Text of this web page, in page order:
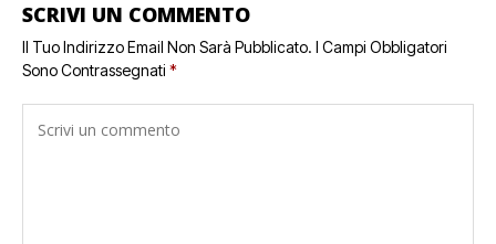
SCRIVI UN COMMENTO
Il Tuo Indirizzo Email Non Sarà Pubblicato. I Campi Obbligatori
Sono Contrassegnati *